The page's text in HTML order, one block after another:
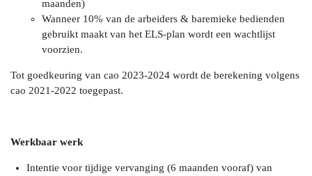
maanden)
Wanneer 10% van de arbeiders & baremieke bedienden
gebruikt maakt van het ELS-plan wordt een wachtlijst
voorzien.
Tot goedkeuring van cao 2023-2024 wordt de berekening volgens
cao 2021-2022 toegepast.
Werkbaar werk
Intentie voor tijdige vervanging (6 maanden vooraf) van